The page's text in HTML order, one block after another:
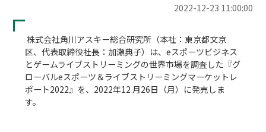
2022-12-23 11:00:00
株式会社角川アスキー総合研究所（本社：東京都文京
区、代表取締役社長：加瀬典子）は、eスポーツビジネス
とゲームライブストリーミングの世界市場を調査した『グ
ローバルeスポーツ＆ライブストリーミングマーケットレ
ポート2022』を、2022年12 月26日（月）に発売しま
す。